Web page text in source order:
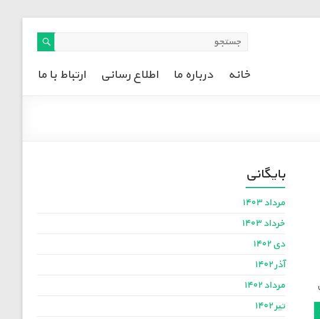
خانه درباره ما اطلاع رسانی ارتباط با ما
بایگانی
مرداد ۱۴۰۳
خرداد ۱۴۰۳
دی ۱۴۰۲
آذر ۱۴۰۲
مرداد ۱۴۰۲
تیر ۱۴۰۲